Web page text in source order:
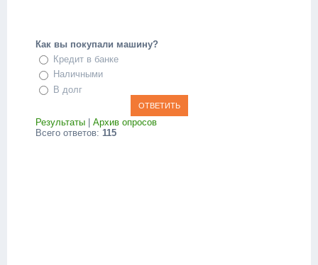
Как вы покупали машину?
Кредит в банке
Наличными
В долг
Результаты
Архив опросов
Всего ответов: 115